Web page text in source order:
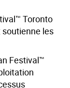
Toronto
les
Festival™